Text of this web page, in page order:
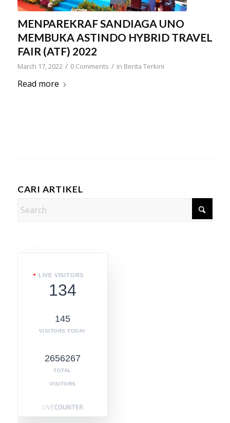
MENPAREKRAF SANDIAGA UNO
MEMBUKA ASTINDO HYBRID TRAVEL
FAIR (ATF) 2022
March 17, 2022 / 0 Comments / in Berita Terkini
Read more
CARI ARTIKEL
LIVE VISITORS
134
145
VISITORS TODAY
2656267
TOTAL
VISITORS